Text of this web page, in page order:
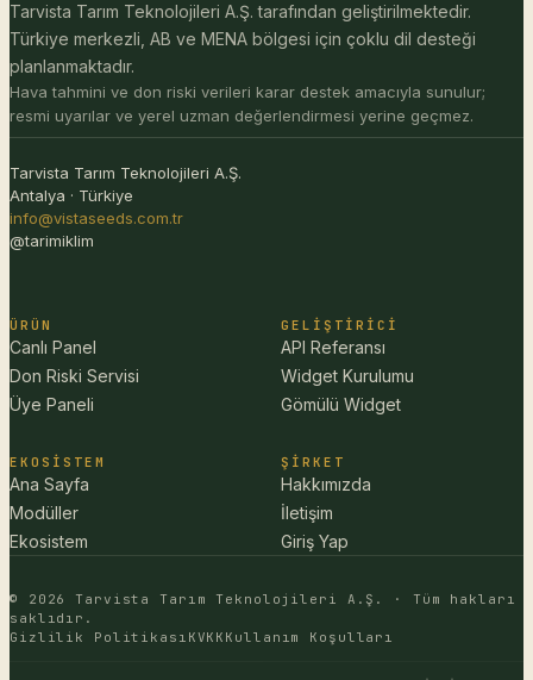
Tarvista Tarım Teknolojileri A.Ş. tarafından geliştirilmektedir.
Türkiye merkezli, AB ve MENA bölgesi için çoklu dil desteği
planlanmaktadır.
Hava tahmini ve don riski verileri karar destek amacıyla sunulur;
resmi uyarılar ve yerel uzman değerlendirmesi yerine geçmez.
Tarvista Tarım Teknolojileri A.Ş.
Antalya · Türkiye
info@vistaseeds.com.tr
@tarimiklim
ÜRÜN
Canlı Panel
Don Riski Servisi
Üye Paneli
GELIŞTIRICI
API Referansı
Widget Kurulumu
Gömülü Widget
EKOSISTEM
Ana Sayfa
Modüller
Ekosistem
ŞIRKET
Hakkımızda
İletişim
Giriş Yap
© 2026 Tarvista Tarım Teknolojileri A.Ş. · Tüm hakları
saklıdır.
Gizlilik Politikası KVKK Kullanım Koşulları